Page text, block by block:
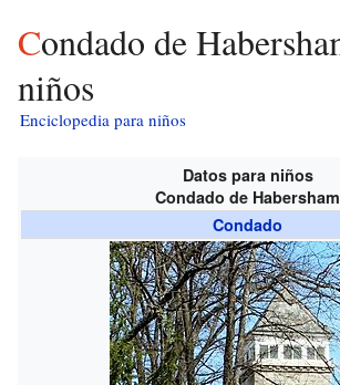
Condado de Habersham para
niños
Enciclopedia para niños
Datos para niños
Condado de Habersham
Condado